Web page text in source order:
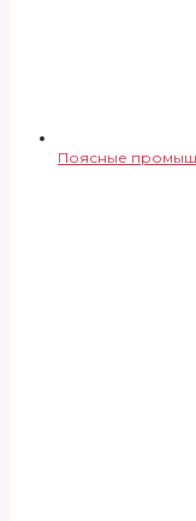
Поясные